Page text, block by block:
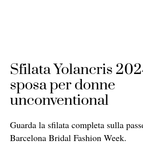
Sfilata Yolancris
sposa per donne
unconventional
Guarda la sfilata completa sulla
Barcelona Bridal Fashion Week.